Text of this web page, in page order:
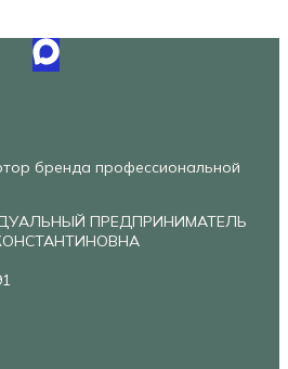
бренда профессиональной
ПРЕДПРИНИМАТЕЛЬ